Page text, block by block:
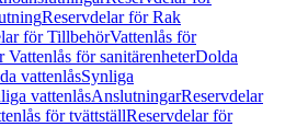
Reservdelar för Rak
för TillbehörVattenlås för
Vattenlås för sanitärenheterDolda
vattenlåsSynliga
vattenlåsAnslutningarReservdelar
för tvättställReservdelar för